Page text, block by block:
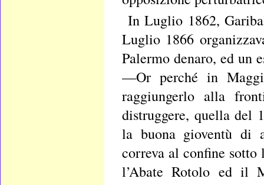
In Luglio 1862,
Luglio 1866
Palermo denaro, ed un
—Or perché in
raggiungerlo alla
distruggere, quella del
la buona gioventù di
correva al confine
l’Abate Rotolo ed il